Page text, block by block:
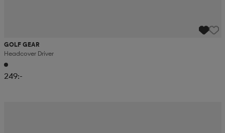
GOLF GEAR
Headcover Driver
249:-